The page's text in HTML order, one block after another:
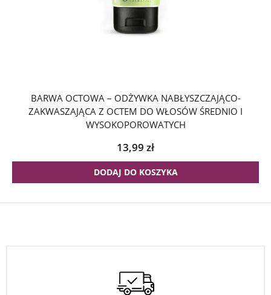
BARWA OCTOWA – ODŻYWKA NABŁYSZCZAJĄCO-
ZAKWASZAJĄCA Z OCTEM DO WŁOSÓW ŚREDNIO I
WYSOKOPOROWATYCH
13,99 zł
DODAJ DO KOSZYKA